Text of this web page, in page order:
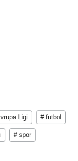
Ligi # futbol
# spor